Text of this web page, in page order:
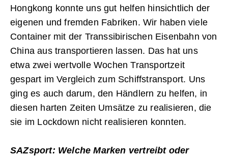
Hongkong konnte uns gut helfen hinsichtlich der
eigenen und fremden Fabriken. Wir ­haben viele
Container mit der Transsibirischen Eisenbahn von
China aus transportieren lassen. Das hat uns
etwa zwei wertvolle Wochen Transportzeit
gespart im Vergleich zum Schiffstransport. Uns
ging es auch darum, den Händlern zu helfen, in
diesen harten Zeiten Umsätze zu realisieren, die
sie im Lockdown nicht realisieren konnten.
SAZsport: Welche Marken vertreibt oder